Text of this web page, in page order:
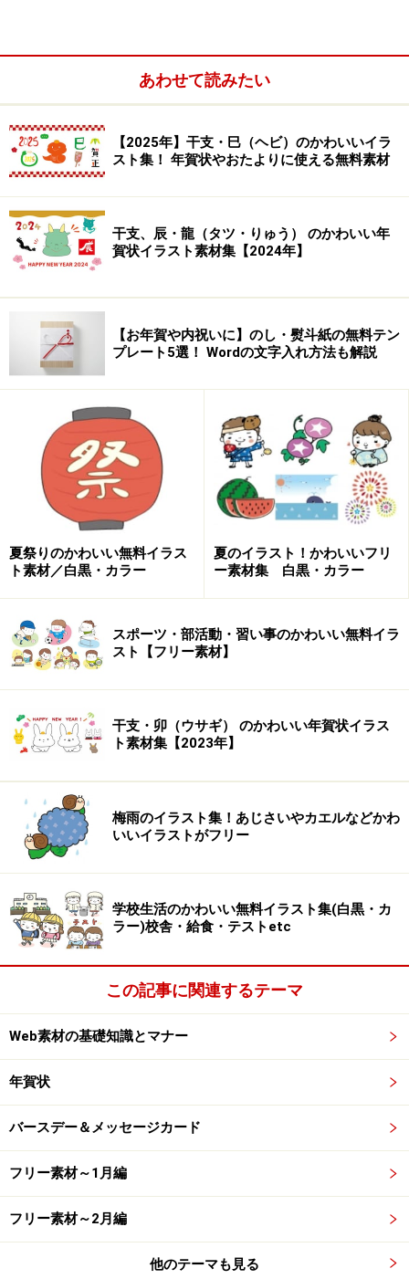
【モノクロ】学ランとセーラー服の学生カップルです。
卒業式・桜とセーラー服の学生（男の子・
女の子）のフリーイラスト
【カラー】ブレザー制服の学生カップルです。
【モノクロ】ブレザー制服の学生カップルです。
桜の木の下で卒業を祝う学生（男の子・女
の子）のイラスト
【モノクロ】桜の木の下の学ランとセーラー服の学生カップ
ルです。
【カラー】桜の木の下のブレザー制服の学生カップルです。
あわせて読みたい
【2025年】干支・巳（ヘビ）のかわいいイラ
スト集！ 年賀状やおたよりに使える無料素材
干支、辰・龍（タツ・りゅう） のかわいい年
賀状イラスト素材集【2024年】
【お年賀や内祝いに】のし・熨斗紙の無料テン
プレート5選！ Wordの文字入れ方法も解説
夏祭りのかわいい無料イラス
ト素材／白黒・カラー
夏のイラスト！かわいいフリ
ー素材集 白黒・カラー
スポーツ・部活動・習い事のかわいい無料イラ
スト【フリー素材】
干支・卯（ウサギ） のかわいい年賀状イラス
ト素材集【2023年】
梅雨のイラスト集！あじさいやカエルなどかわ
いいイラストがフリー
学校生活のかわいい無料イラスト集(白黒・カ
ラー)校舎・給食・テストetc
この記事に関連するテーマ
Web素材の基礎知識とマナー
年賀状
バースデー＆メッセージカード
フリー素材～1月編
フリー素材～2月編
他のテーマも見る